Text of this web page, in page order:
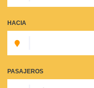
HACIA
PASAJEROS